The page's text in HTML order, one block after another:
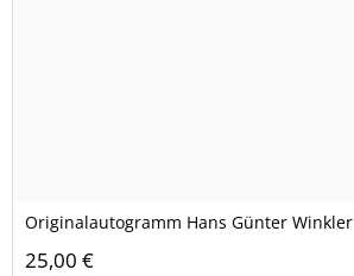
Originalautogramm Hans Günter Winkler
25,00 €